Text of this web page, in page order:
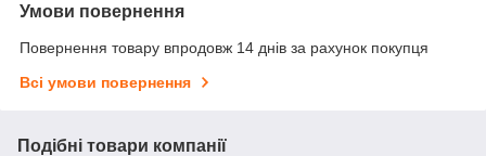
Умови повернення
Повернення товару впродовж 14 днів за рахунок покупця
Всі умови повернення
Подібні товари компанії